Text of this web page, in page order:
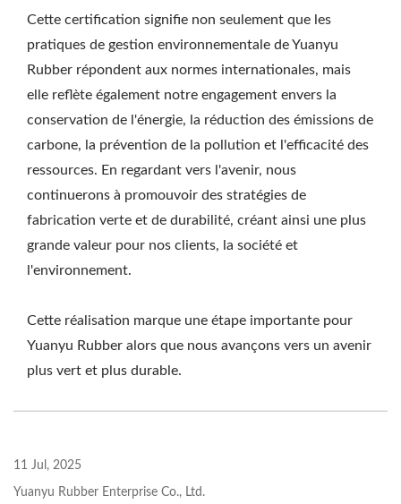
Cette certification signifie non seulement que les
pratiques de gestion environnementale de Yuanyu
Rubber répondent aux normes internationales, mais
elle reflète également notre engagement envers la
conservation de l'énergie, la réduction des émissions de
carbone, la prévention de la pollution et l'efficacité des
ressources. En regardant vers l'avenir, nous
continuerons à promouvoir des stratégies de
fabrication verte et de durabilité, créant ainsi une plus
grande valeur pour nos clients, la société et
l'environnement.
Cette réalisation marque une étape importante pour
Yuanyu Rubber alors que nous avançons vers un avenir
plus vert et plus durable.
11 Jul, 2025
Yuanyu Rubber Enterprise Co., Ltd.